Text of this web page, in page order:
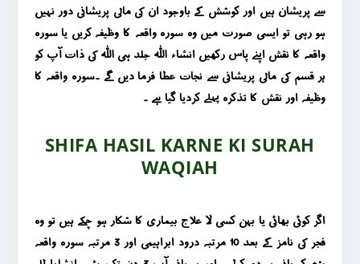
سے پریشان ہیں اور کوشش کے باوجود ان کی مالی پریشانی دور نہیں
ہو رہی تو ایسی صورت میں وہ سورہ واقعہ کا وظیفہ کریں یا سورہ
واقعہ کا نقش اپنے پاس رکھیں انشاء اللہ جلد ہی اللہ کی ذات آپ کو
ہر قسم کی مالی پریشانی سے نجات عطا فرما دیں گے ۔سورہ واقعہ کا
وظیفہ اور نقش کا تذکرہ پہلے کردیا گیا ہے ۔
SHIFA HASIL KARNE KI SURAH
WAQIAH
اگر کوئی بھائی یا بہن کسی لا علاج بیماری کا شکار ہو چکے ہیں تو وہ
فجر کی نامز کے بعد 10 مرتبہ درود ابراہیمی اور 3 مرتبہ سورہ واقعہ